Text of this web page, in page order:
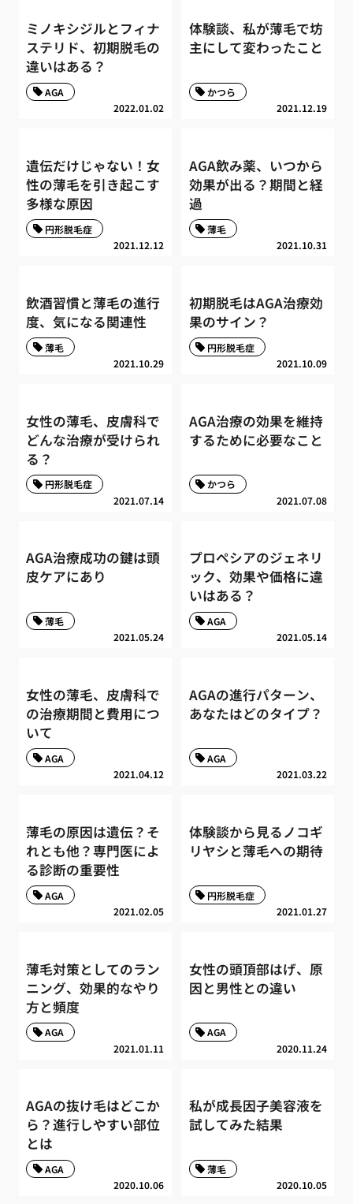
ミノキシジルとフィナ
ステリド、初期脱毛の
違いはある？
2022.01.02
AGA
体験談、私が薄毛で坊
主にして変わったこと
2021.12.19
かつら
遺伝だけじゃない！女
性の薄毛を引き起こす
多様な原因
2021.12.12
円形脱毛症
AGA飲み薬、いつから
効果が出る？期間と経
過
2021.10.31
薄毛
飲酒習慣と薄毛の進行
度、気になる関連性
2021.10.29
薄毛
初期脱毛はAGA治療効
果のサイン？
2021.10.09
円形脱毛症
女性の薄毛、皮膚科で
どんな治療が受けられ
る？
2021.07.14
円形脱毛症
AGA治療の効果を維持
するために必要なこと
2021.07.08
かつら
AGA治療成功の鍵は頭
皮ケアにあり
2021.05.24
薄毛
プロペシアのジェネリ
ック、効果や価格に違
いはある？
2021.05.14
AGA
女性の薄毛、皮膚科で
の治療期間と費用につ
いて
2021.04.12
AGA
AGAの進行パターン、
あなたはどのタイプ？
2021.03.22
AGA
薄毛の原因は遺伝？そ
れとも他？専門医によ
る診断の重要性
2021.02.05
AGA
体験談から見るノコギ
リヤシと薄毛への期待
2021.01.27
円形脱毛症
薄毛対策としてのラン
ニング、効果的なやり
方と頻度
2021.01.11
AGA
女性の頭頂部はげ、原
因と男性との違い
2020.11.24
AGA
AGAの抜け毛はどこか
ら？進行しやすい部位
とは
2020.10.06
AGA
私が成長因子美容液を
試してみた結果
2020.10.05
薄毛